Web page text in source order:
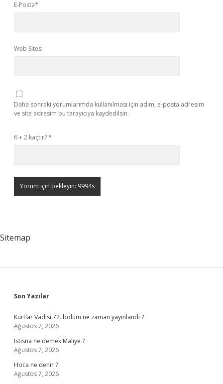
E-Posta*
Web Sitesi
Daha sonraki yorumlarımda kullanılması için adım, e-posta adresim
ve site adresim bu tarayıcıya kaydedilsin.
6 + 2 kaçtır?*
Sitemap
Sidebar
Son Yazılar
Kurtlar Vadisi 72. bölüm ne zaman yayınlandı ?
Ağustos 7, 2026
Istisna ne demek Maliye ?
Ağustos 7, 2026
Hoca ne denir ?
Ağustos 7, 2026